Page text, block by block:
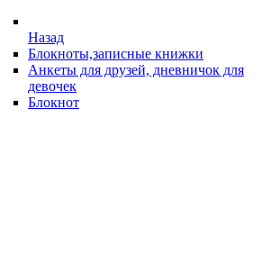
Назад
Блокноты,записные книжки
Анкеты для друзей, дневничок для
девочек
Блокнот